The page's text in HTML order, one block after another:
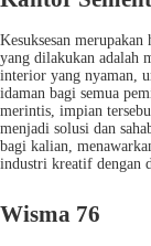
Kesuksesan
yang dilakukan adalah
interior yang nyaman,
idaman bagi semua
merintis, impian
menjadi solusi dan
bagi kalian,
industri kreatif dengan
Wisma 76